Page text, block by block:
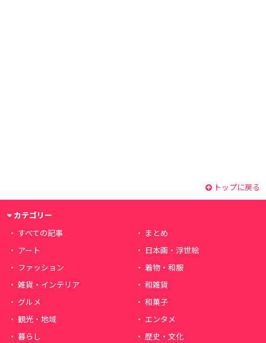
トップに戻る
カテゴリー
すべての記事
まとめ
アート
日本画・浮世絵
ファッション
着物・和服
雑貨・インテリア
和雑貨
グルメ
和菓子
観光・地域
エンタメ
暮らし
歴史・文化